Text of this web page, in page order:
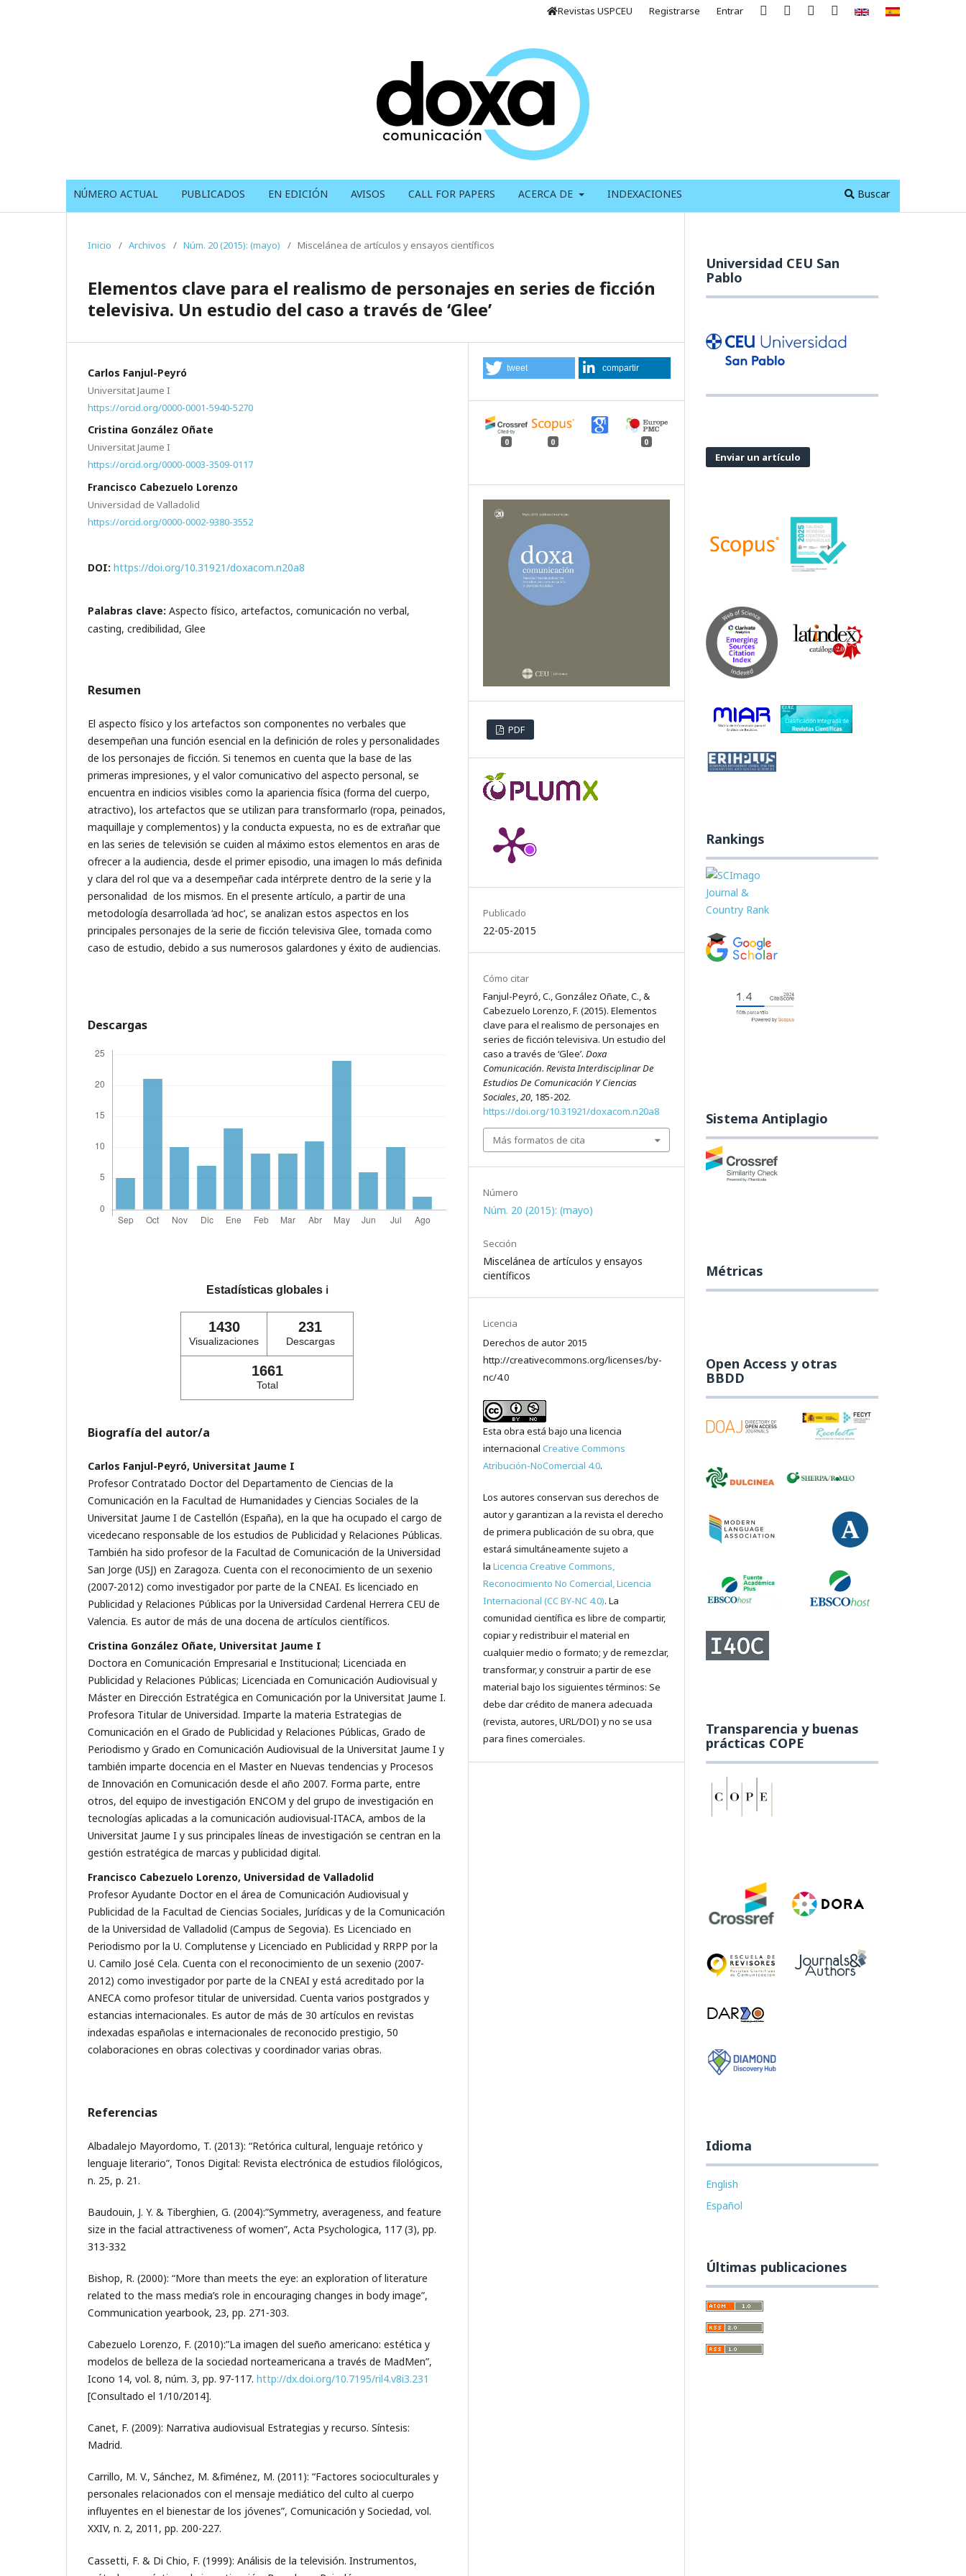
NÚMERO ACTUAL PUBLICADOS EN EDICIÓN AVISOS CALL FOR PAPERS ACERCA DE INDEXACIONES Buscar
Revistas USPCEU Registrarse Entrar
Inicio / Archivos / Núm. 20 (2015): (mayo) / Miscelánea de artículos y ensayos científicos
Elementos clave para el realismo de personajes en series de ficción
televisiva. Un estudio del caso a través de ‘Glee’
Carlos Fanjul-Peyró
Universitat Jaume I
https://orcid.org/0000-0001-5940-5270
Cristina González Oñate
Universitat Jaume I
https://orcid.org/0000-0003-3509-0117
Francisco Cabezuelo Lorenzo
Universidad de Valladolid
https://orcid.org/0000-0002-9380-3552
DOI: https://doi.org/10.31921/doxacom.n20a8
Palabras clave: Aspecto físico, artefactos, comunicación no verbal,
casting, credibilidad, Glee
Resumen
El aspecto físico y los artefactos son componentes no verbales que
desempeñan una función esencial en la definición de roles y personalidades
de los personajes de ficción. Si tenemos en cuenta que la base de las
primeras impresiones, y el valor comunicativo del aspecto personal, se
encuentra en indicios visibles como la apariencia física (forma del cuerpo,
atractivo), los artefactos que se utilizan para transformarlo (ropa, peinados,
maquillaje y complementos) y la conducta expuesta, no es de extrañar que
en las series de televisión se cuiden al máximo estos elementos en aras de
ofrecer a la audiencia, desde el primer episodio, una imagen lo más definida
y clara del rol que va a desempeñar cada intérprete dentro de la serie y la
personalidad de los mismos. En el presente artículo, a partir de una
metodología desarrollada ‘ad hoc’, se analizan estos aspectos en los
principales personajes de la serie de ficción televisiva Glee, tomada como
caso de estudio, debido a sus numerosos galardones y éxito de audiencias.
Descargas
Estadísticas globales ℹ️
1430
Visualizaciones
231
Descargas
1661
Total
Biografía del autor/a
Carlos Fanjul-Peyró, Universitat Jaume I
Profesor Contratado Doctor del Departamento de Ciencias de la
Comunicación en la Facultad de Humanidades y Ciencias Sociales de la
Universitat Jaume I de Castellón (España), en la que ha ocupado el cargo de
vicedecano responsable de los estudios de Publicidad y Relaciones Públicas.
También ha sido profesor de la Facultad de Comunicación de la Universidad
San Jorge (USJ) en Zaragoza. Cuenta con el reconocimiento de un sexenio
(2007-2012) como investigador por parte de la CNEAI. Es licenciado en
Publicidad y Relaciones Públicas por la Universidad Cardenal Herrera CEU de
Valencia. Es autor de más de una docena de artículos científicos.
Cristina González Oñate, Universitat Jaume I
Doctora en Comunicación Empresarial e Institucional; Licenciada en
Publicidad y Relaciones Públicas; Licenciada en Comunicación Audiovisual y
Máster en Dirección Estratégica en Comunicación por la Universitat Jaume I.
Profesora Titular de Universidad. Imparte la materia Estrategias de
Comunicación en el Grado de Publicidad y Relaciones Públicas, Grado de
Periodismo y Grado en Comunicación Audiovisual de la Universitat Jaume I y
también imparte docencia en el Master en Nuevas tendencias y Procesos
de Innovación en Comunicación desde el año 2007. Forma parte, entre
otros, del equipo de investigación ENCOM y del grupo de investigación en
tecnologías aplicadas a la comunicación audiovisual-ITACA, ambos de la
Universitat Jaume I y sus principales líneas de investigación se centran en la
gestión estratégica de marcas y publicidad digital.
Francisco Cabezuelo Lorenzo, Universidad de Valladolid
Profesor Ayudante Doctor en el área de Comunicación Audiovisual y
Publicidad de la Facultad de Ciencias Sociales, Jurídicas y de la Comunicación
de la Universidad de Valladolid (Campus de Segovia). Es Licenciado en
Periodismo por la U. Complutense y Licenciado en Publicidad y RRPP por la
U. Camilo José Cela. Cuenta con el reconocimiento de un sexenio (2007-
2012) como investigador por parte de la CNEAI y está acreditado por la
ANECA como profesor titular de universidad. Cuenta varios postgrados y
estancias internacionales. Es autor de más de 30 artículos en revistas
indexadas españolas e internacionales de reconocido prestigio, 50
colaboraciones en obras colectivas y coordinador varias obras.
Referencias
Albadalejo Mayordomo, T. (2013): “Retórica cultural, lenguaje retórico y
lenguaje literario”, Tonos Digital: Revista electrónica de estudios filológicos,
n. 25, p. 21.
Baudouin, J. Y. & Tiberghien, G. (2004):”Symmetry, averageness, and feature
size in the facial attractiveness of women”, Acta Psychologica, 117 (3), pp.
313-332
Bishop, R. (2000): “More than meets the eye: an exploration of literature
related to the mass media’s role in encouraging changes in body image”,
Communication yearbook, 23, pp. 271-303.
Cabezuelo Lorenzo, F. (2010):”La imagen del sueño americano: estética y
modelos de belleza de la sociedad norteamericana a través de MadMen”,
Icono 14, vol. 8, núm. 3, pp. 97-117. http://dx.doi.org/10.7195/ril4.v8i3.231
[Consultado el 1/10/2014].
Canet, F. (2009): Narrativa audiovisual Estrategias y recurso. Síntesis:
Madrid.
Carrillo, M. V., Sánchez, M. &fiménez, M. (2011): “Factores socioculturales y
personales relacionados con el mensaje mediático del culto al cuerpo
influyentes en el bienestar de los jóvenes”, Comunicación y Sociedad, vol.
XXIV, n. 2, 2011, pp. 200-227.
Cassetti, F. & Di Chio, F. (1999): Análisis de la televisión. Instrumentos,
PDF
Publicado
22-05-2015
Número
Núm. 20 (2015): (mayo)
Sección
Miscelánea de artículos y ensayos
científicos
Licencia
Derechos de autor 2015
http://creativecommons.org/licenses/by-
nc/4.0
Esta obra está bajo una licencia
internacionalCreative Commons
Atribución-NoComercial 4.0.
Los autores conservan sus derechos de
autor y garantizan a la revista el derecho
de primera publicación de su obra, que
estará simultáneamente sujeto a
laLicencia Creative Commons,
Reconocimiento No Comercial, Licencia
Internacional (CC BY-NC 4.0). La
comunidad científica es libre de compartir,
copiar y redistribuir el material en
cualquier medio o formato; y de remezclar,
transformar, y construir a partir de ese
material bajo los siguientes términos: Se
debe dar crédito de manera adecuada
(revista, autores, URL/DOI) y no se usa
para fines comerciales.
Cómo citar
Fanjul-Peyró, C., González Oñate, C., &
Cabezuelo Lorenzo, F. (2015). Elementos
clave para el realismo de personajes en
series de ficción televisiva. Un estudio del
caso a través de ‘Glee’.Doxa
Comunicación. Revista Interdisciplinar De
Estudios De Comunicación Y Ciencias
Sociales,20, 185-202.
https://doi.org/10.31921/doxacom.n20a8
Más formatos de cita
tweet compartir
0 0 0
Universidad CEU San
Pablo
Enviar un artículo
Rankings
Sistema Antiplagio
Métricas
Open Access y otras
BBDD
Transparencia y buenas
prácticas COPE
Idioma
English
Español
Últimas publicaciones